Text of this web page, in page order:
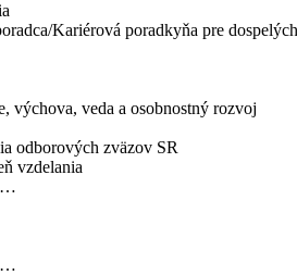
Kariérová poradkyňa pre dospelých
výchova, veda a osobnostný rozvoj
odborových zväzov SR
vzdelania